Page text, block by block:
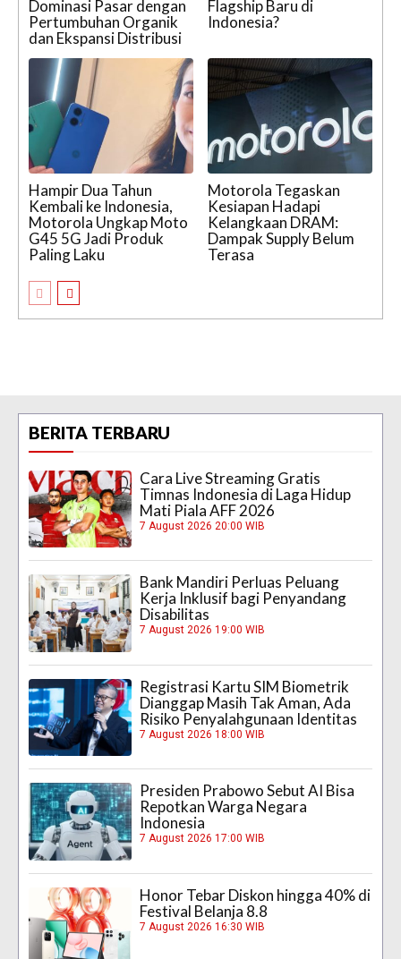
Dominasi Pasar dengan
Pertumbuhan Organik
dan Ekspansi Distribusi
Flagship Baru di
Indonesia?
Hampir Dua Tahun
Kembali ke Indonesia,
Motorola Ungkap Moto
G45 5G Jadi Produk
Paling Laku
Motorola Tegaskan
Kesiapan Hadapi
Kelangkaan DRAM:
Dampak Supply Belum
Terasa
BERITA TERBARU
Cara Live Streaming Gratis
Timnas Indonesia di Laga Hidup
Mati Piala AFF 2026
7 August 2026 20:00 WIB
Bank Mandiri Perluas Peluang
Kerja Inklusif bagi Penyandang
Disabilitas
7 August 2026 19:00 WIB
Registrasi Kartu SIM Biometrik
Dianggap Masih Tak Aman, Ada
Risiko Penyalahgunaan Identitas
7 August 2026 18:00 WIB
Presiden Prabowo Sebut AI Bisa
Repotkan Warga Negara
Indonesia
7 August 2026 17:00 WIB
Honor Tebar Diskon hingga 40% di
Festival Belanja 8.8
7 August 2026 16:30 WIB